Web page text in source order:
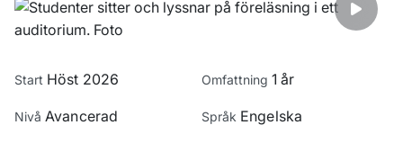
Start Höst 2026 Omfattning 1 år
Nivå Avancerad Språk Engelska